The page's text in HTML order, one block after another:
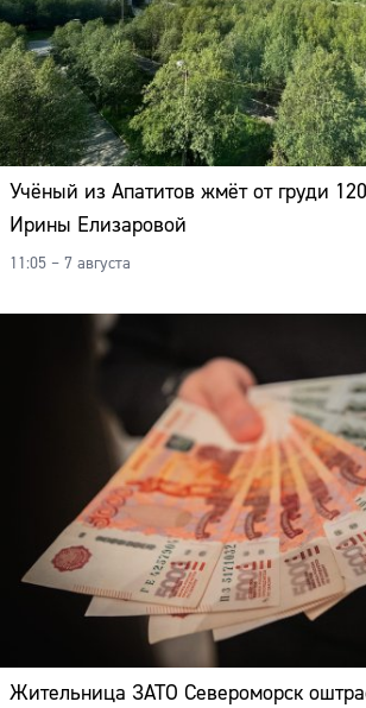
Учёный из Апатитов жмёт от груди
Ирины Елизаровой
11:05 – 7 августа
Жительница ЗАТО Североморск